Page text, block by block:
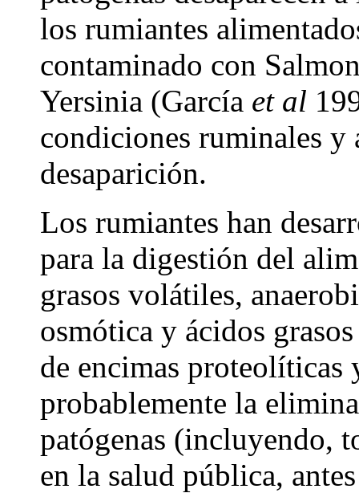
los rumiantes
contaminado con
Yersinia (García et al
condiciones ruminales y
desaparición.
Los rumiantes han
para la digestión del
grasos volátiles,
osmótica y ácidos
de encimas proteolíticas
probablemente la
patógenas (incluyendo,
en la salud pública,